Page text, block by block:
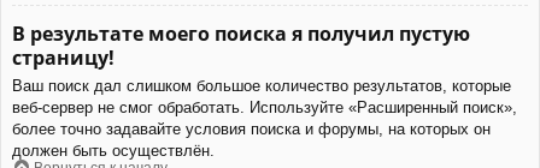
В результате моего поиска я получил пустую
страницу!
Ваш поиск дал слишком большое количество результатов, которые
веб-сервер не смог обработать. Используйте «Расширенный поиск»,
более точно задавайте условия поиска и форумы, на которых он
должен быть осуществлён.